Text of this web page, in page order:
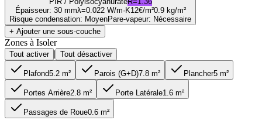
Épaisseur: 30 mmλ=0.022W/m·K12€/m²0.9kg/m²
Risque condensation: MoyenPare-vapeur: Nécessaire
+ Ajouter une sous-couche
Zones à Isoler
Tout activer | Tout désactiver
Plafond5.2 m² Parois (G+D)7.8 m² Plancher5 m²
Portes Arrière2.8 m² Porte Latérale1.6 m²
Passages de Roue0.6 m²